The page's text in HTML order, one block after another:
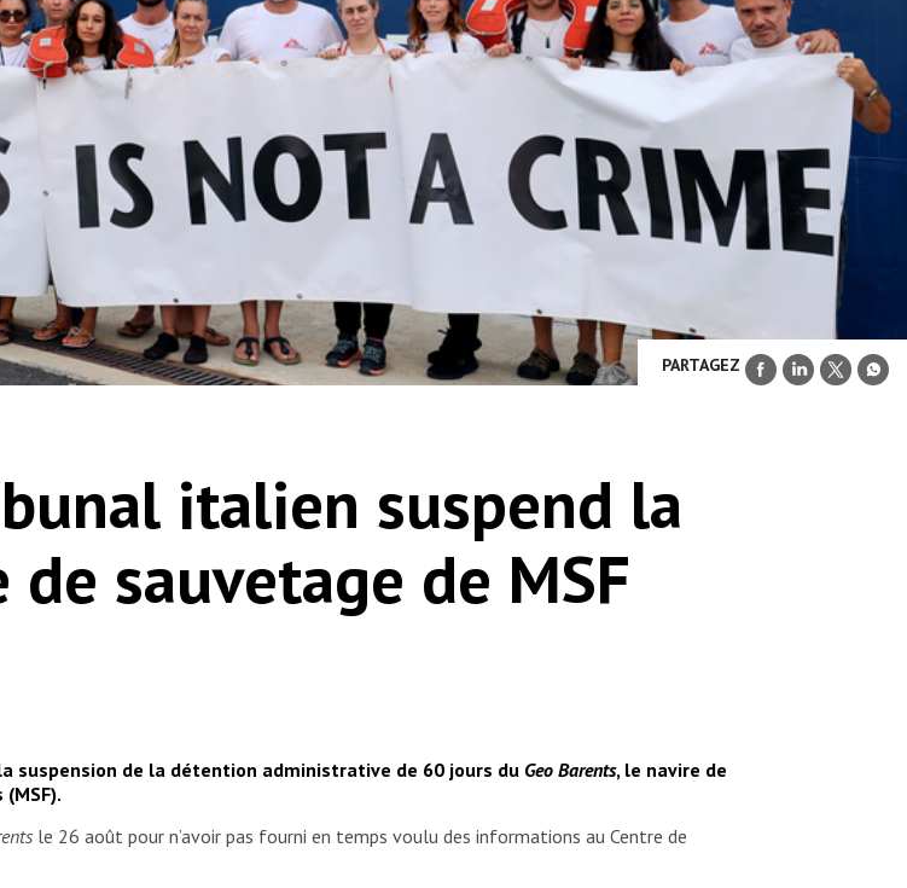
PARTAGEZ
italien suspend la
sauvetage de MSF
suspension de la détention administrative de 60 jours du Geo Barents, le navire de
le 26 août pour n’avoir pas fourni en temps voulu des informations au Centre de